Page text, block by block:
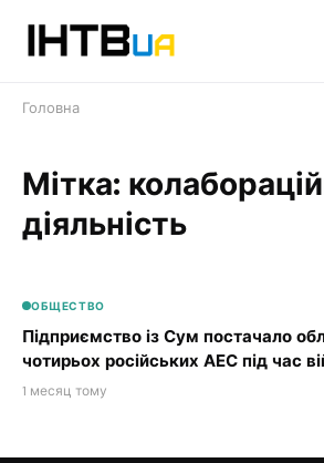
Головна
Мітка:
діяльність
ОБЩЕСТВО
Підприємство із Сум постачало
чотирьох російських АЕС під час
1 месяц тому